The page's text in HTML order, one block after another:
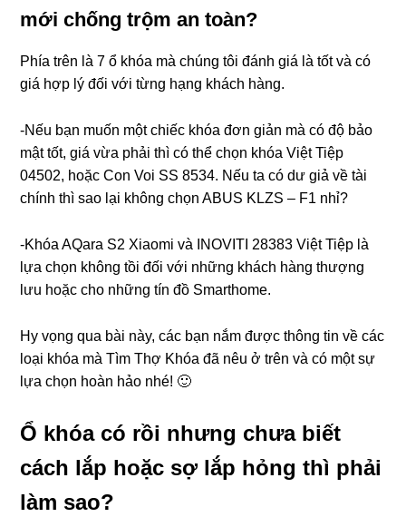
mới chống trộm an toàn?
Phía trên là 7 ổ khóa mà chúng tôi đánh giá là tốt và có
giá hợp lý đối với từng hạng khách hàng.
-Nếu bạn muốn một chiếc khóa đơn giản mà có độ bảo
mật tốt, giá vừa phải thì có thể chọn khóa Việt Tiệp
04502, hoặc Con Voi SS 8534. Nếu ta có dư giả về tài
chính thì sao lại không chọn ABUS KLZS – F1 nhỉ?
-Khóa AQara S2 Xiaomi và INOVITI 28383 Việt Tiệp là
lựa chọn không tồi đối với những khách hàng thượng
lưu hoặc cho những tín đồ Smarthome.
Hy vọng qua bài này, các bạn nắm được thông tin về các
loại khóa mà Tìm Thợ Khóa đã nêu ở trên và có một sự
lựa chọn hoàn hảo nhé! 🙂
Ổ khóa có rồi nhưng chưa biết
cách lắp hoặc sợ lắp hỏng thì phải
làm sao?